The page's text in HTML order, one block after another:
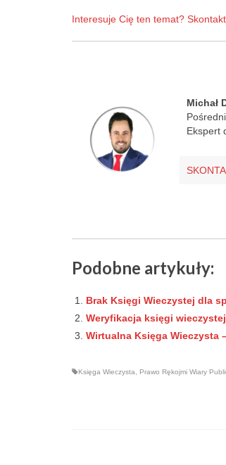
Interesuje Cię ten temat?
Michał
Ekspert
Podobne artykuły:
Brak Księgi Wieczystej dla
Weryfikacja księgi
Wirtualna Księga Wieczysta
Księga Wieczysta, Prawo Rękojmi Wiary